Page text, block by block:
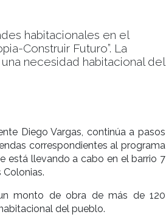
habitacionales en el
Construir Futuro”. La
necesidad habitacional del
Diego Vargas, continúa a pasos
correspondientes al programa
está llevando a cabo en el barrio 7
monto de obra de más de 120
del pueblo.